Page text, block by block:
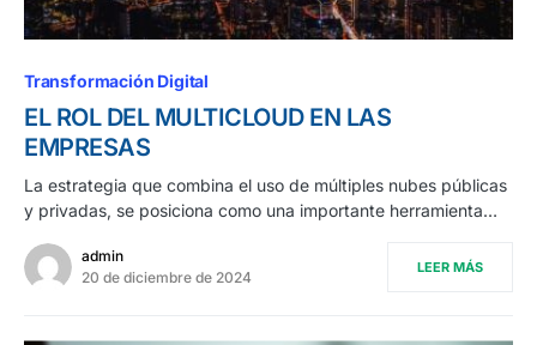
Transformación Digital
EL ROL DEL MULTICLOUD EN LAS
EMPRESAS
La estrategia que combina el uso de múltiples nubes públicas
y privadas, se posiciona como una importante herramienta…
admin
20 de diciembre de 2024
LEER MÁS